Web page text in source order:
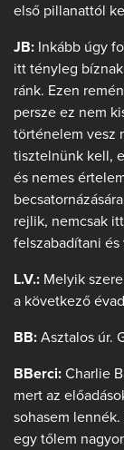
első pillanattól
JB: Inkább úgy
itt tényleg
ránk. Ezen
persze ez nem
történelem vesz
tisztelnünk kell,
és nemes
rejlik, nemcsak
felszabadítani
L.V.: Melyik
a következő
BB: Asztalos úr.
BBerci: Charlie
mert az
sohasem
egy tőlem